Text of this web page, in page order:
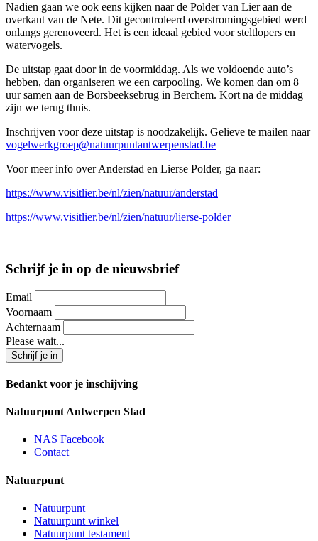
Nadien gaan we ook eens kijken naar de Polder van Lier aan de
overkant van de Nete. Dit gecontroleerd overstromingsgebied werd
onlangs gerenoveerd. Het is een ideaal gebied voor steltlopers en
watervogels.
De uitstap gaat door in de voormiddag. Als we voldoende auto’s
hebben, dan organiseren we een carpooling. We komen dan om 8
uur samen aan de Borsbeeksebrug in Berchem. Kort na de middag
zijn we terug thuis.
Inschrijven voor deze uitstap is noodzakelijk. Gelieve te mailen naar
vogelwerkgroep@natuurpuntantwerpenstad.be
Voor meer info over Anderstad en Lierse Polder, ga naar:
https://www.visitlier.be/nl/zien/natuur/anderstad
https://www.visitlier.be/nl/zien/natuur/lierse-polder
Schrijf je in op de nieuwsbrief
Email
Voornaam
Achternaam
Please wait...
Bedankt voor je inschijving
Natuurpunt Antwerpen Stad
NAS Facebook
Contact
Natuurpunt
Natuurpunt
Natuurpunt winkel
Natuurpunt testament